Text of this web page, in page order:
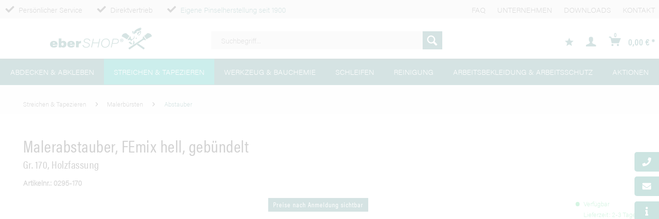
Persönlicher Service Direktvertrieb Eigene Pinselherstellung seit 1900 FAQ UNTERNEHMEN DOWNLOADS KONTAKT
0
0,00 € *
ABDECKEN & ABKLEBEN STREICHEN & TAPEZIEREN WERKZEUG & BAUCHEMIE SCHLEIFEN REINIGUNG ARBEITSBEKLEIDUNG & ARBEITSSCHUTZ AKTIONEN
Streichen & Tapezieren Malerbürsten Abstauber
Malerabstauber, FEmix hell, gebündelt
Gr. 170, Holzfassung
Artikelnr.: 0295-170
Preise nach Anmeldung sichtbar
Verfügbar
Lieferzeit: 2-3 Tage